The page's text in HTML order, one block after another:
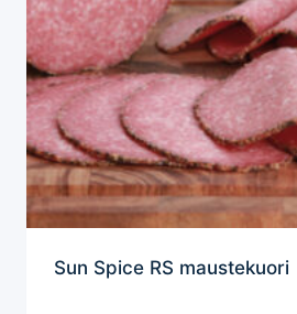
Sun Spice RS maustekuori